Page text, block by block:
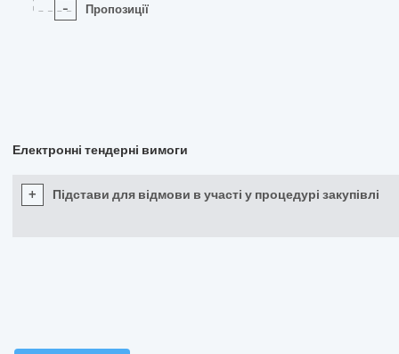
- Пропозиції
Електронні тендерні вимоги
+ Підстави для відмови в участі у процедурі закупівлі